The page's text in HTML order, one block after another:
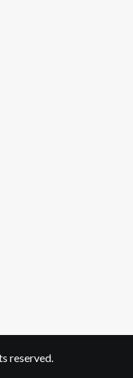
reserved.